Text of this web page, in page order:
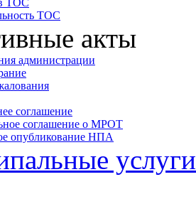
ТОС
акты
администрации
соглашение
соглашение о МРОТ
опубликование НПА
услуги